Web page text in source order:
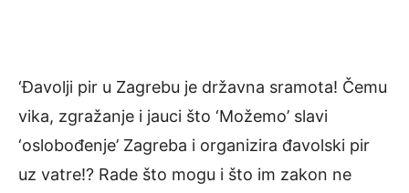
‘Đavolji pir u Zagrebu je državna sramota! Čemu
vika, zgražanje i jauci što ‘Možemo’ slavi
‘oslobođenje’ Zagreba i organizira đavolski pir
uz vatre!? Rade što mogu i što im zakon ne